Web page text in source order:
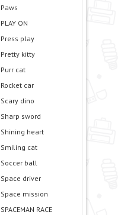
Paws
PLAY ON
Press play
Pretty kitty
Purr cat
Rocket car
Scary dino
Sharp sword
Shining heart
Smiling cat
Soccer ball
Space driver
Space mission
SPACEMAN RACE